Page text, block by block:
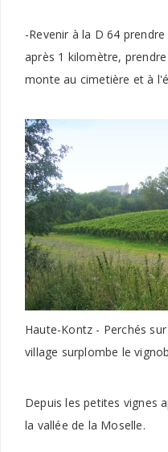
-Revenir à la D 64
après 1 kilomètre,
monte au cimetière et à
Haute-Kontz - Perchés
village surplombe le
Depuis les petites vignes
la vallée de la Moselle.